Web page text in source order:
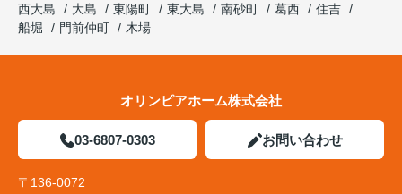
西大島
大島 東陽町 東大島 南砂町 葛西
住吉
船堀
門前仲町 木場
オリンピアホーム株式会社
03-6807-0303 お問い合わせ
〒136-0072